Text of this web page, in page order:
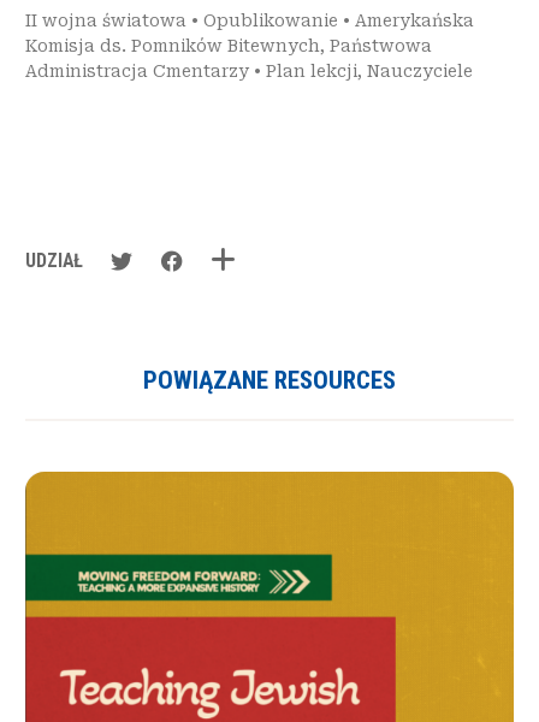
II wojna światowa • Opublikowanie • Amerykańska
Komisja ds. Pomników Bitewnych, Państwowa
Administracja Cmentarzy • Plan lekcji, Nauczyciele
UDZIAŁ
POWIĄZANE RESOURCES